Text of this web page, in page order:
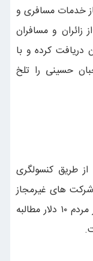
خدمات مسافری و
زائران و مسافران
دریافت کرده و با
حسینی را تلخ
طریق کنسولگری
شرکت های غیرمجاز
و فاقد مجوز فعالیت برای صدور هر ویزا از مردم ۱۰ دلار مطالبه